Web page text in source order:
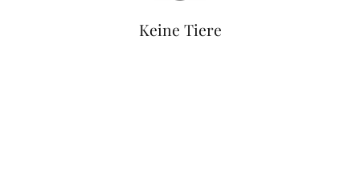
Keine Tiere